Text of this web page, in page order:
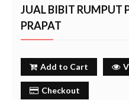
JUAL BIBIT RUMPUT
PRAPAT
Add to Cart
Checkout